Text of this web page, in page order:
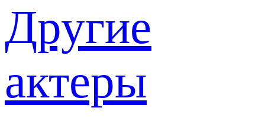
Другие
актеры